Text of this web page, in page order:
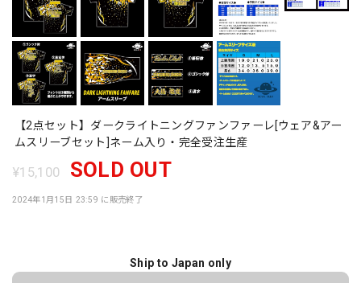
【2点セット】ダークライトニングファンファーレ[ウェア&アー
ムスリーブセット]ネーム入り・完全受注生産
¥15,100 SOLD OUT
2024年1月15日 23:59 に販売終了
Ship to Japan only